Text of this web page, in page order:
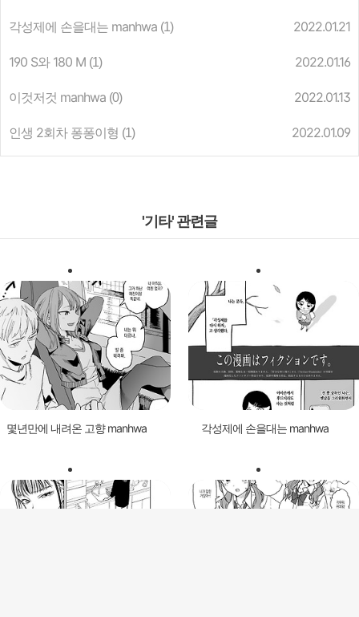
각성제에 손을대는 manhwa (1) 2022.01.21
190 S와 180 M (1) 2022.01.16
이것저것 manhwa (0) 2022.01.13
인생 2회차 퐁퐁이형 (1) 2022.01.09
'기타' 관련글
몇년만에 내려온 고향 manhwa 각성제에 손을대는 manhwa